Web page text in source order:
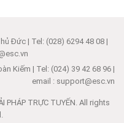
Đức | Tel: (028) 6294 48 08 |
Kiếm | Tel: (024) 39 42 68 96 |
email : support@esc.vn
PHÁP TRỰC TUYẾN. All rights